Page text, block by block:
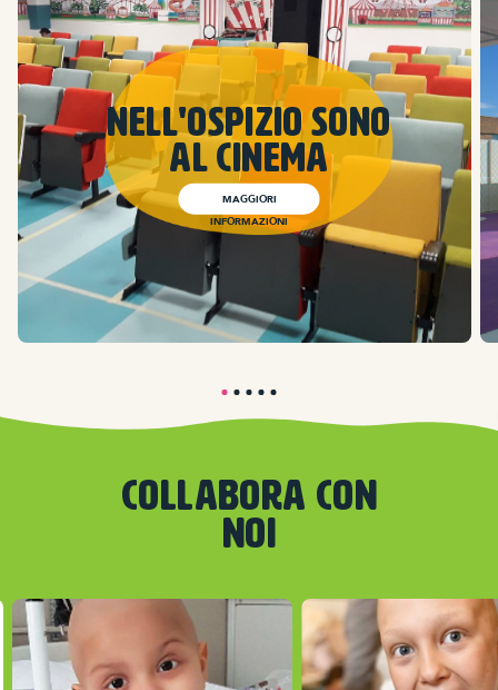
Nell'ospizio sono
al cinema
MAGGIORI
INFORMAZIONI
COLLABORA CON
NOI